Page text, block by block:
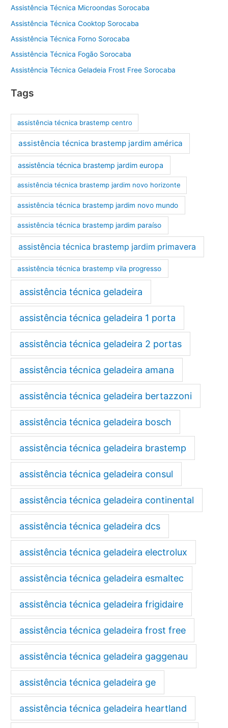
Assistência Técnica Microondas Sorocaba
Assistência Técnica Cooktop Sorocaba
Assistência Técnica Forno Sorocaba
Assistência Técnica Fogão Sorocaba
Assistência Técnica Geladeia Frost Free Sorocaba
Tags
assistência técnica brastemp centro
assistência técnica brastemp jardim américa
assistência técnica brastemp jardim europa
assistência técnica brastemp jardim novo horizonte
assistência técnica brastemp jardim novo mundo
assistência técnica brastemp jardim paraíso
assistência técnica brastemp jardim primavera
assistência técnica brastemp vila progresso
assistência técnica geladeira
assistência técnica geladeira 1 porta
assistência técnica geladeira 2 portas
assistência técnica geladeira amana
assistência técnica geladeira bertazzoni
assistência técnica geladeira bosch
assistência técnica geladeira brastemp
assistência técnica geladeira consul
assistência técnica geladeira continental
assistência técnica geladeira dcs
assistência técnica geladeira electrolux
assistência técnica geladeira esmaltec
assistência técnica geladeira frigidaire
assistência técnica geladeira frost free
assistência técnica geladeira gaggenau
assistência técnica geladeira ge
assistência técnica geladeira heartland